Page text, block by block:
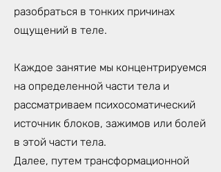
разобраться в тонких причинах
ощущений в теле.
Каждое занятие мы концентрируемся
на определенной части тела и
рассматриваем психосоматический
источник блоков, зажимов или болей
в этой части тела.
Далее, путем трансформационной